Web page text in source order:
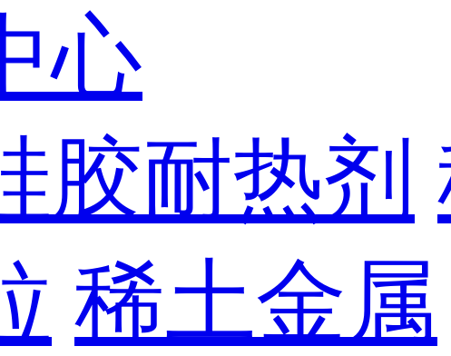
心
胶耐热剂
稀土金属